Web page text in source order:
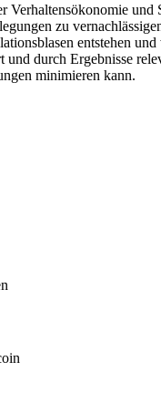
zu
entstehen
durch Ergebnisse
minimieren kann.